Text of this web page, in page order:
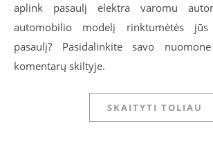
aplink pasaulį elektra varomu
automobilio modelį rinktumėtės
pasaulį? Pasidalinkite savo
komentarų skiltyje.
SKAITYTI TOLIAU